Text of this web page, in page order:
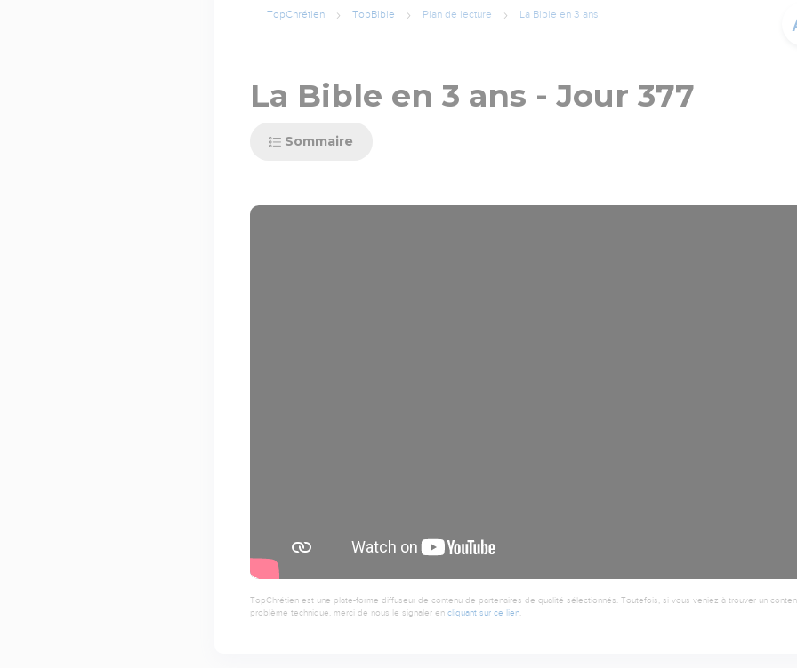
TopChrétien TopBible Plan de lecture La Bible en 3 ans
La Bible en 3 ans - Jour 377
Sommaire
TopChrétien est une plate-forme diffuseur de contenu de partenaires de qualité sélectionnés. Toutefois, si vous veniez à trouver un
problème technique, merci de nous le signaler en cliquant sur ce lien